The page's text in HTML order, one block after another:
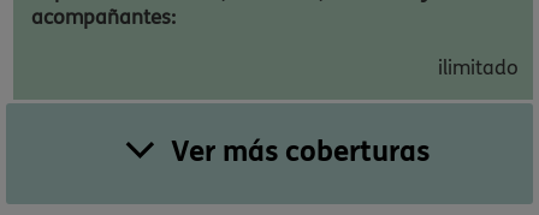
acompañantes:
ilimitado
Ver más coberturas